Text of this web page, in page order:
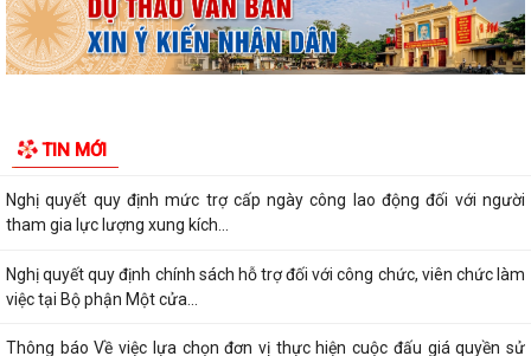
TIN MỚI
Nghị quyết quy định chính sách hỗ trợ đối với người hoạt động không
chuyên trách ở thôn, tổ dân...
hoạt động của Hội đồng nhân dân...
Nghị quyết quy định mức trợ cấp ngày công lao động đối với người
tham gia lực lượng xung kích...
Nghị quyết quy định chính sách hỗ trợ đối với công chức, viên chức làm
việc tại Bộ phận Một cửa...
Thông báo Về việc lựa chọn đơn vị thực hiện cuộc đấu giá quyền sử